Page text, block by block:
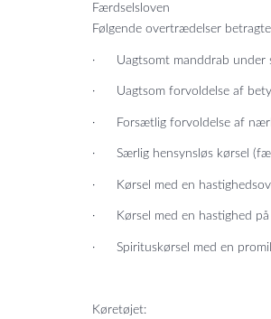
Færdselsloven
Følgende overtrædelser
· Uagtsomt manddrab under
· Uagtsom forvoldelse af
· Forsætlig forvoldelse af
· Særlig hensynsløs kørsel
· Kørsel med en
· Kørsel med en hastighed på
· Spirituskørsel med en
Køretøjet: